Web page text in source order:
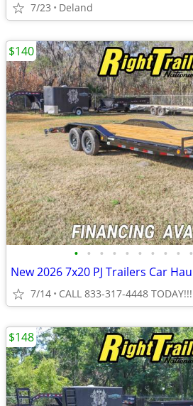
7/23 Deland
• • • • • • • • • •
7/14 CALL 833-317-4448 TODAY!!!
$140
$148